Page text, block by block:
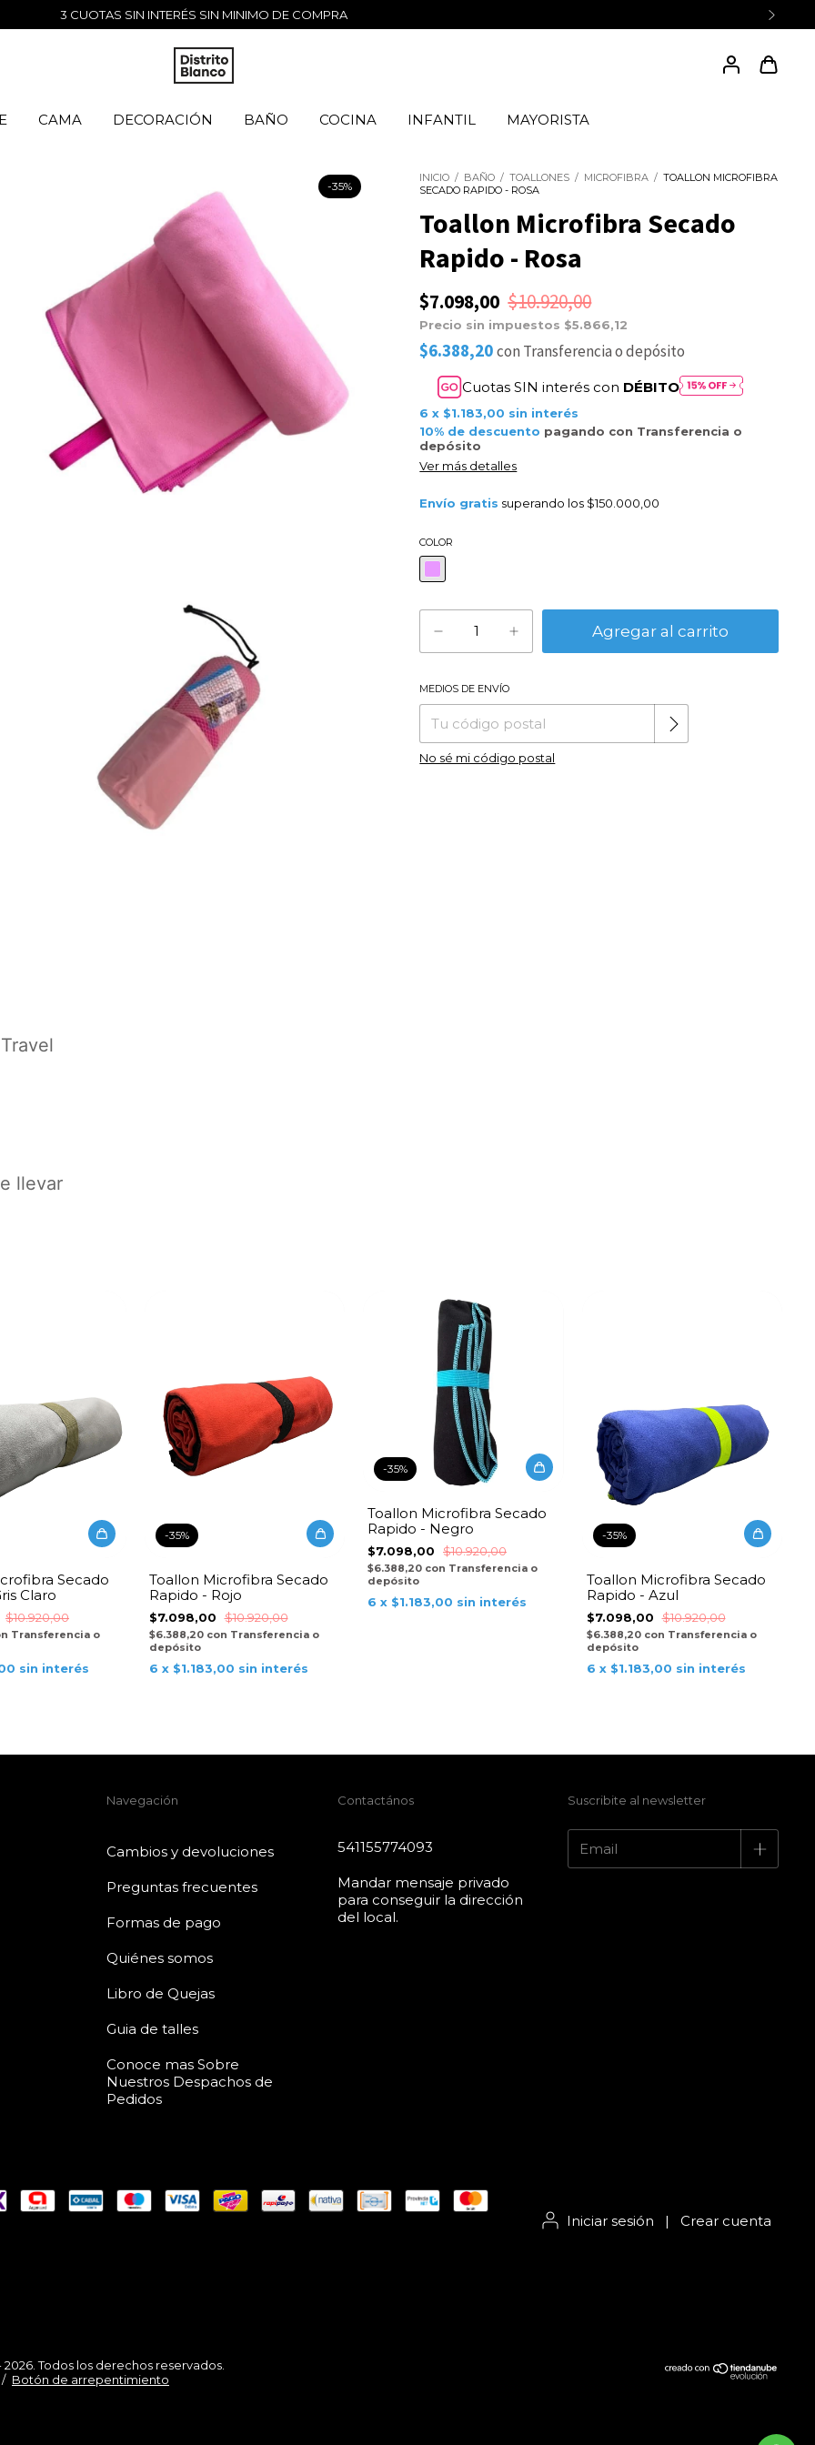
10% DTO TRANSFERENCIA BANCARIA
CAMA DECORACIÓN BAÑO COCINA INFANTIL MAYORISTA
-35%
INICIO / BAÑO / TOALLONES / MICROFIBRA / TOALLON MICROFIBRA
SECADO RAPIDO - ROSA
Toallon Microfibra Secado
Rapido - Rosa
$7.098,00 $10.920,00
Precio sin impuestos $5.866,12
$6.388,20con Transferencia o depósito
Cuotas SIN interés con DÉBITO
6 x $1.183,00 sin interés
10% de descuento pagando con Transferencia o
depósito
Ver más detalles
Envío gratis superando los $150.000,00
COLOR
Entregas para el CP:
MEDIOS DE ENVÍO
No sé mi código postal
llevar
Secado
Claro
$10.920,00
Transferencia o
sin interés
-35%
Toallon Microfibra Secado
Rapido - Rojo
$7.098,00 $10.920,00
$6.388,20 con Transferencia o
depósito
6 x $1.183,00 sin interés
-35%
Toallon Microfibra Secado
Rapido - Negro
$7.098,00 $10.920,00
$6.388,20 con Transferencia o
depósito
6 x $1.183,00 sin interés
-35%
Toallon Microfibra Secado
Rapido - Azul
$7.098,00 $10.920,00
$6.388,20 con Transferencia o
depósito
6 x $1.183,00 sin interés
Navegación
Cambios y devoluciones
Preguntas frecuentes
Formas de pago
Quiénes somos
Libro de Quejas
Guia de talles
Conoce mas Sobre
Nuestros Despachos de
Pedidos
Contactános
541155774093
Mandar mensaje privado
para conseguir la dirección
del local.
Suscribite al newsletter
Iniciar sesión | Crear cuenta
Todos los derechos reservados.
/ Botón de arrepentimiento